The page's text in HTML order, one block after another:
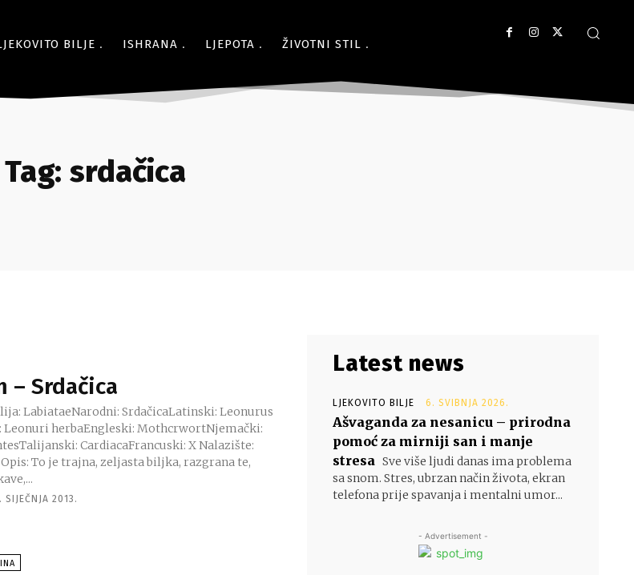
BILJE ISHRANA LJEPOTA ŽIVOTNI STIL
Tag: srdačica
– Srdačica
Leonuri herbaEngleski: MothcrwortNjemački:
CardiacaFrancuski: X Nalazište:
SIJEČNJA 2013.
Latest news
LJEKOVITO BILJE 6. SVIBNJA 2026.
Ašvaganda za nesanicu – prirodna
pomoć za mirniji san i manje
stresa Sve više ljudi danas ima problema
sa snom. Stres, ubrzan način života, ekran
telefona prije spavanja i mentalni umor...
- Advertisement -